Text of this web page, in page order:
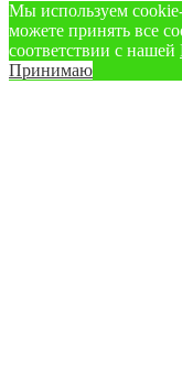
Мы используем
можете принять все
соответствии с нашей
Принимаю